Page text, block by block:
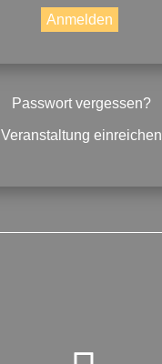
Passwort vergessen?
Veranstaltung einreichen